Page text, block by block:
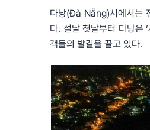
다낭(Đà Nẵng)시에서는
다. 설날 첫날부터 다낭은
객들의 발길을 끌고 있다.